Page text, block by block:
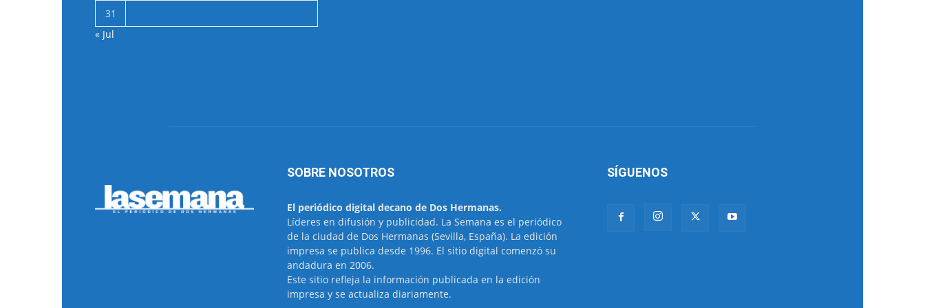
31
« Jul
SOBRE NOSOTROS
El periódico digital decano de Dos Hermanas.
Líderes en difusión y publicidad. La Semana es el periódico
de la ciudad de Dos Hermanas (Sevilla, España). La edición
impresa se publica desde 1996. El sitio digital comenzó su
andadura en 2006.
Este sitio refleja la información publicada en la edición
impresa y se actualiza diariamente.
SÍGUENOS